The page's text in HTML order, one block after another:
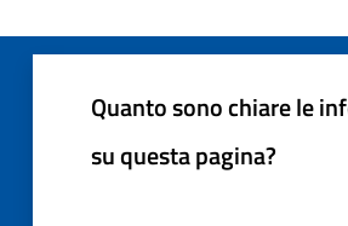
Quanto sono chiare le
su questa pagina?